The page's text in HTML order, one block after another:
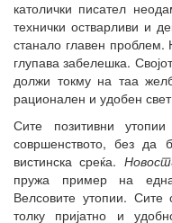
католички писател
технички остварливи и
станало главен
глупава забелешка.
должи токму на таа
рационален и удобен
Сите позитивни
совршенството, без да
вистинска среќа.
пружа пример на
Велсовите утопии.
толку пријатно и